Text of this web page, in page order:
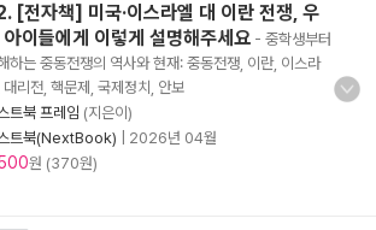
[전자책] 미국·이스라엘 대 이란 전쟁, 우
아이들에게 이렇게 설명해주세요 - 중학생부터
하는 중동전쟁의 역사와 현재: 중동전쟁, 이란, 이스라
대리전, 핵문제, 국제정치, 안보
트북 프레임 (지은이)
트북(NextBook)
2026년 04월
원 (370원)